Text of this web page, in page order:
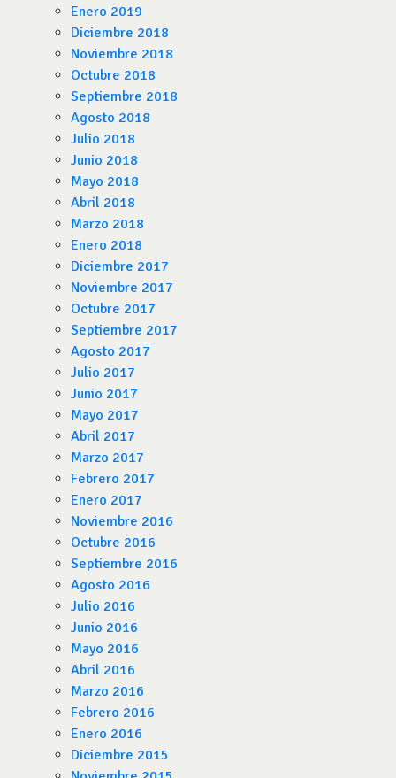
Enero 2019
Diciembre 2018
Noviembre 2018
Octubre 2018
Septiembre 2018
Agosto 2018
Julio 2018
Junio 2018
Mayo 2018
Abril 2018
Marzo 2018
Enero 2018
Diciembre 2017
Noviembre 2017
Octubre 2017
Septiembre 2017
Agosto 2017
Julio 2017
Junio 2017
Mayo 2017
Abril 2017
Marzo 2017
Febrero 2017
Enero 2017
Noviembre 2016
Octubre 2016
Septiembre 2016
Agosto 2016
Julio 2016
Junio 2016
Mayo 2016
Abril 2016
Marzo 2016
Febrero 2016
Enero 2016
Diciembre 2015